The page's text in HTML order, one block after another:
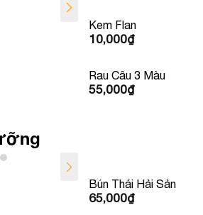
Kem Flan
10,000₫
Rau Câu 3 Màu
55,000₫
Bún Thái Hải Sản
65,000₫